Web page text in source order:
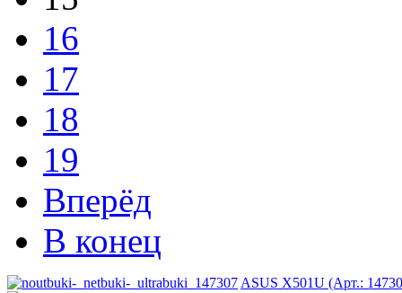
16
17
18
19
Вперёд
В конец
ASUS X501U (Арт.: